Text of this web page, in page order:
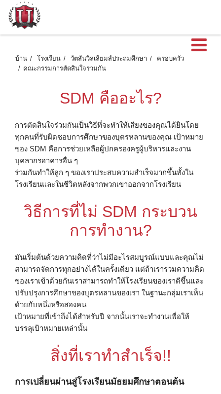
เ
บ้าน โรงเรียน วัตสันวิลเลียมส์ประถมศึกษา
ครอบครัว
คณะกรรมการตัดสินใจร่วมกัน
SDM คืออะไร?
การตัดสินใจร่วมกันเป็นวิธีที่จะทําให้เสียงของคุณได้ยินโดย
ทุกคนที่รับผิดชอบการศึกษาของบุตรหลานของคุณ เป้าหมาย
ของ SDM คือการช่วยเหลือผู้ปกครองครูผู้บริหารและงาน
บุคลากรอาคารอื่น ๆ
ร่วมกันทําให้ลูก ๆ ของเราประสบความสําเร็จมากขึ้นทั้งใน
โรงเรียนและในชีวิตหลังจากพวกเขาออกจากโรงเรียน
วิธีการที่ไม่ SDM กระบวน
การทํางาน?
มันเริ่มต้นด้วยความคิดที่ว่าไม่มีอะไรสมบูรณ์แบบและคุณไม่
สามารถจัดการทุกอย่างได้ในครั้งเดียว แต่ถ้าเรารวมความคิด
ของเราเข้าด้วยกันเราสามารถทําให้โรงเรียนของเราดีขึ้นและ
ปรับปรุงการศึกษาของบุตรหลานของเรา ในฐานะกลุ่มเราเห็น
ด้วยกับหนึ่งหรือสองคน
เป้าหมายที่เข้าถึงได้สําหรับปี จากนั้นเราจะทํางานเพื่อให้
บรรลุเป้าหมายเหล่านั้น
สิ่งที่เราทําสําเร็จ!!
การเปลี่ยนผ่านสู่โรงเรียนมัธยมศึกษาตอนต้น